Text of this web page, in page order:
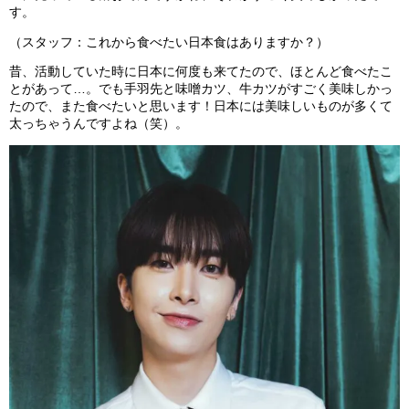
す。
（スタッフ：これから食べたい日本食はありますか？）
昔、活動していた時に日本に何度も来てたので、ほとんど食べたこ
とがあって…。でも手羽先と味噌カツ、牛カツがすごく美味しかっ
たので、また食べたいと思います！日本には美味しいものが多くて
太っちゃうんですよね（笑）。